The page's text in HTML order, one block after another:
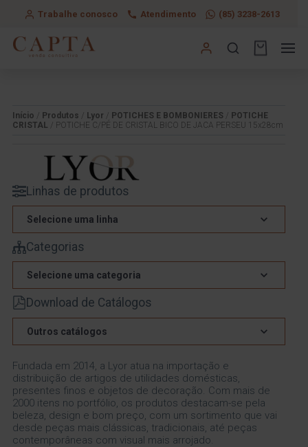
Trabalhe conosco Atendimento (85) 3238-2613
Início Produtos Lyor POTICHES E BOMBONIERES
POTICHE
CRISTAL
/ POTICHE C/PÉ DE CRISTAL BICO DE JACA PERSEU 15x28cm
Linhas de produtos
Selecione uma linha
Categorias
Selecione uma categoria
Download de Catálogos
Outros catálogos
Fundada em 2014, a Lyor atua na importação e
distribuição de artigos de utilidades domésticas,
presentes finos e objetos de decoração. Com mais de
2000 itens no portfólio, os produtos destacam-se pela
beleza, design e bom preço, com um sortimento que vai
desde peças mais clássicas, tradicionais, até peças
contemporâneas com visual mais arrojado.